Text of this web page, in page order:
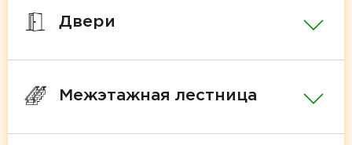
Двери
Межэтажная лестница